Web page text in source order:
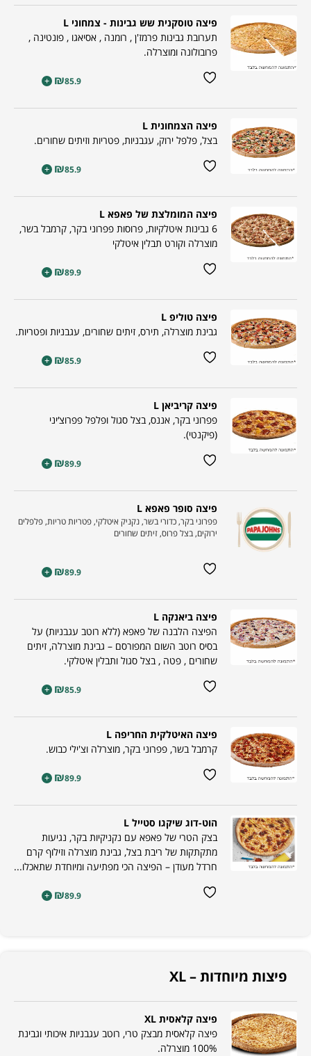
פיצה טוסקנית שש גבינות - צמחוני L
תערובת גבינות פרמז'ן , רומנה , אסיאגו , פונטינה ,
פרובולונה ומוצרלה.
₪85.9
+
פיצה הצמחונית L
בצל, פלפל ירוק, עגבניות, פטריות וזיתים שחורים.
₪85.9
+
פיצה המומלצת של פאפא L
6 גבינות איטלקיות, פרוסות פפרוני בקר, קרמבל בשר,
מוצרלה וקורט תבלין איטלקי
₪89.9
+
פיצה טוליפ L
גבינת מוצרלה, תירס, זיתים שחורים, עגבניות ופטריות.
₪85.9
+
פיצה קריביאן L
פפרוני בקר, אננס, בצל סגול ופלפל פפרוצ‘יני
(פיקנטי).
₪89.9
+
פיצה סופר פאפא L
פפרוני בקר, כדורי בשר, נקניק איטלקי, פטריות טריות, פלפלים
ירוקים, בצל פרוס, זיתים שחורים
₪89.9
+
פיצה ביאנקה L
הפיצה הלבנה של פאפא (ללא רוטב עגבניות) על
בסיס רוטב השום המפורסם – גבינת מוצרלה, זיתים
שחורים , פטה , בצל סגול ותבלין איטלקי.
₪85.9
+
פיצה האיטלקית החריפה L
קרמבל בשר, פפרוני בקר, מוצרלה וצ'ילי כבוש.
₪89.9
+
הוט-דוג שיקגו סטייל L
בצק הטרי של פאפא עם נקניקיות בקר, נגיעות
מתקתקות של ריבת בצל, גבינת מוצרלה וזילוף קרם
חרדל מעודן – הפיצה הכי מפתיעה ומיוחדת שתאכלו...
₪89.9
+
פיצות מיוחדות – XL
פיצה קלאסית XL
פיצה קלאסית מבצק טרי, רוטב עגבניות איכותי וגבינת
100% מוצרלה.